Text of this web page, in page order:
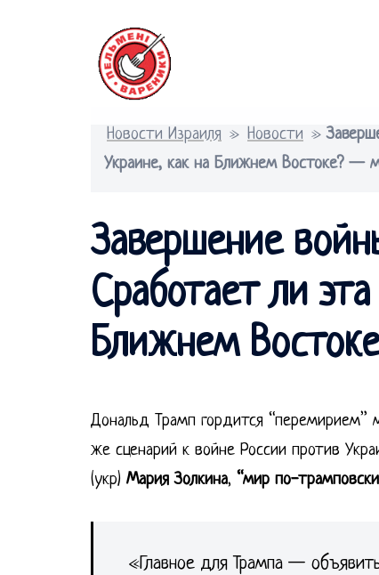
Новости Израиля » Новости »
Украине, как на Ближнем Востоке? —
Завершение
Сработает ли
Ближнем
Дональд Трамп гордится
же сценарий к войне России против
(укр) Мария Золкина, “мир по-
«Главное для Трампа —